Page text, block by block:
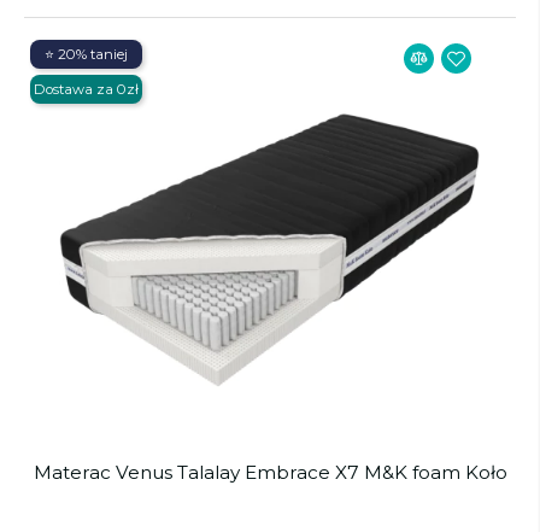
Materac Venus Talalay Embrace X7 M&K foam Koło
⭐ 20% taniej
Dostawa za 0zł